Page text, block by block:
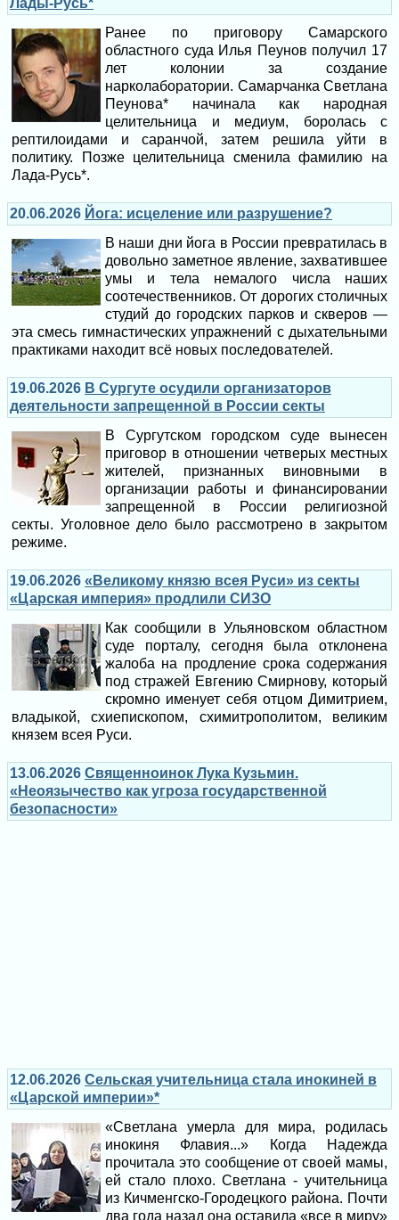
Лады-Русь*
Ранее по приговору Самарского
областного суда Илья Пеунов получил 17
лет колонии за создание
нарколаборатории. Самарчанка Светлана
Пеунова* начинала как народная
целительница и медиум, боролась с
рептилоидами и саранчой, затем решила уйти в
политику. Позже целительница сменила фамилию на
Лада-Русь*.
20.06.2026 Йога: исцеление или разрушение?
В наши дни йога в России превратилась в
довольно заметное явление, захватившее
умы и тела немалого числа наших
соотечественников. От дорогих столичных
студий до городских парков и скверов —
эта смесь гимнастических упражнений с дыхательными
практиками находит всё новых последователей.
19.06.2026 В Сургуте осудили организаторов
деятельности запрещенной в России секты
В Сургутском городском суде вынесен
приговор в отношении четверых местных
жителей, признанных виновными в
организации работы и финансировании
запрещенной в России религиозной
секты. Уголовное дело было рассмотрено в закрытом
режиме.
19.06.2026 «Великому князю всея Руси» из секты
«Царская империя» продлили СИЗО
Как сообщили в Ульяновском областном
суде порталу, сегодня была отклонена
жалоба на продление срока содержания
под стражей Евгению Смирнову, который
скромно именует себя отцом Димитрием,
владыкой, схиепископом, схимитрополитом, великим
князем всея Руси.
13.06.2026 Священноинок Лука Кузьмин.
«Неоязычество как угроза государственной
безопасности»
12.06.2026 Сельская учительница стала инокиней в
«Царской империи»*
«Светлана умерла для мира, родилась
инокиня Флавия...» Когда Надежда
прочитала это сообщение от своей мамы,
ей стало плохо. Светлана - учительница
из Кичменгско-Городецкого района. Почти
два года назад она оставила «все в миру»